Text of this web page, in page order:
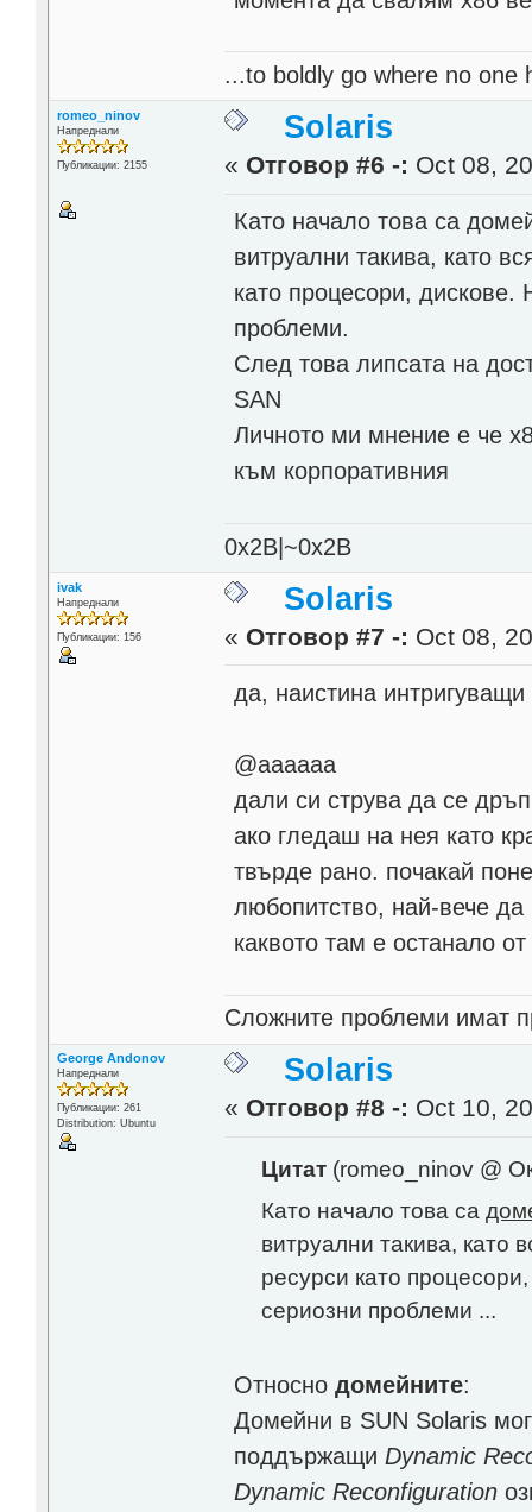
...to boldly go where no one
romeo_ninov
Напреднали
Публикации: 2155
Solaris
« Отговор #6 -: Oct 08,
Като начало това са
витруални такива, като
като процесори,
проблеми.
След това липсата на
SAN
Личното ми мнение е че
към корпоративния
0x2B|~0x2B
ivak
Напреднали
Публикации: 156
Solaris
« Отговор #7 -: Oct 08,
да, наистина
@аааааа
дали си струва да се
ако гледаш на нея като
твърде рано. почакай
любопитство, най-вече
каквото там е останало от
Cлoжнитe пpoблeми имaт
George Andonov
Напреднали
Публикации: 261
Distribution: Ubuntu
Solaris
« Отговор #8 -: Oct 10,
Цитат(romeo_ninov @
Като начало това са
витруални такива, като
ресурси като
сериозни проблеми ...
Относнодомейните:
Домейни в SUN Solaris
поддържащи Dynamic
Dynamic Reconfiguration